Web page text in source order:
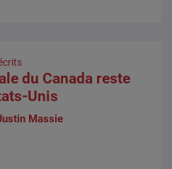
du Canada reste
Unis
Massie